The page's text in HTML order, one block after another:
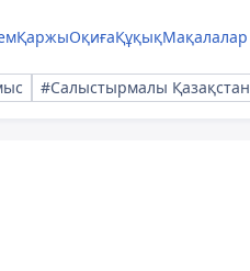
ҚаржыОқиғаҚұқықМақалалар
#Салыстырмалы Қазақстан